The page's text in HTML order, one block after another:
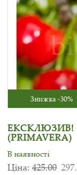
Знижка -30%
ЕКСКЛЮЗИВ!
(PRIMAVERA)
В наявності
Ціна: 425.00